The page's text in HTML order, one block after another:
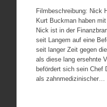
Filmbeschreibung: Nick
Kurt Buckman haben
Nick ist in der
seit Langem auf eine
seit langer Zeit gegen
als diese lang ersehnte
befördert sich sein Chef
als zahnmedizinischer…